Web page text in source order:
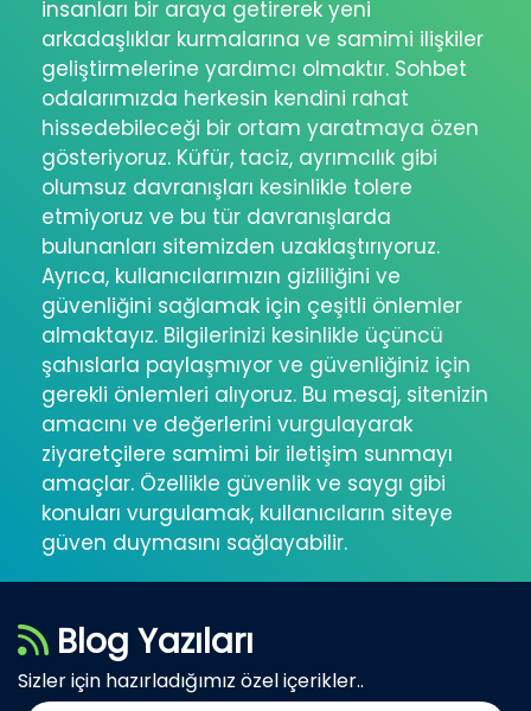
insanları bir araya getirerek yeni
arkadaşlıklar kurmalarına ve samimi ilişkiler
geliştirmelerine yardımcı olmaktır. Sohbet
odalarımızda herkesin kendini rahat
hissedebileceği bir ortam yaratmaya özen
gösteriyoruz. Küfür, taciz, ayrımcılık gibi
olumsuz davranışları kesinlikle tolere
etmiyoruz ve bu tür davranışlarda
bulunanları sitemizden uzaklaştırıyoruz.
Ayrıca, kullanıcılarımızın gizliliğini ve
güvenliğini sağlamak için çeşitli önlemler
almaktayız. Bilgilerinizi kesinlikle üçüncü
şahıslarla paylaşmıyor ve güvenliğiniz için
gerekli önlemleri alıyoruz. Bu mesaj, sitenizin
amacını ve değerlerini vurgulayarak
ziyaretçilere samimi bir iletişim sunmayı
amaçlar. Özellikle güvenlik ve saygı gibi
konuları vurgulamak, kullanıcıların siteye
güven duymasını sağlayabilir.
Blog Yazıları
Sizler için hazırladığımız özel içerikler..